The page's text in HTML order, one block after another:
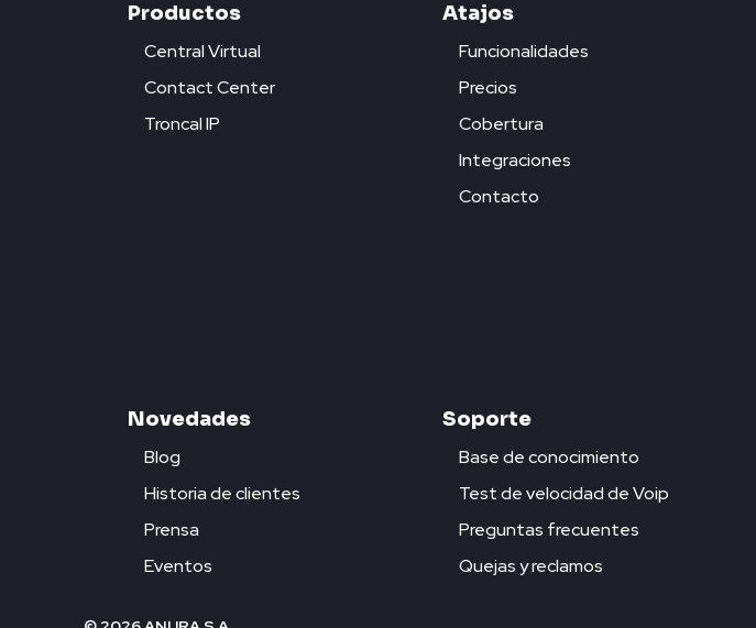
Productos
Central Virtual
Contact Center
Troncal IP
Atajos
Funcionalidades
Precios
Cobertura
Integraciones
Contacto
Novedades
Blog
Historia de clientes
Prensa
Eventos
Soporte
Base de conocimiento
Test de velocidad de Voip
Preguntas frecuentes
Quejas y reclamos